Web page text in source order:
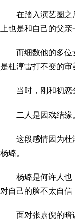
在踏入演艺圈之后
上也是和自己的父
而细数他的多位女
是杜淳雷打不变的审
当时，刚和初恋分
二人是因戏结缘。
这段感情因为杜淳
杨璐。
杨璐是何许人也，
对自己的脸不太自信
面对张嘉倪的暗讽